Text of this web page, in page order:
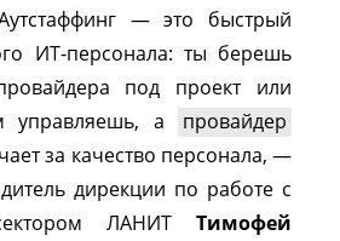
— это быстрый
ИТ-персонала: ты берешь
под проект или
управляешь, а
провайдер
за качество персонала, —
дирекции по работе с
ЛАНИТ Тимофей